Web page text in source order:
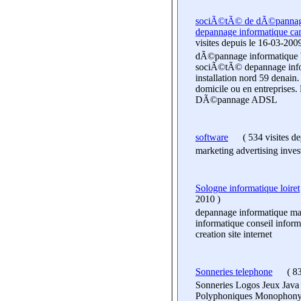
sociÃ©tÃ© de
depannage informatique
visites depuis le 16-03-
dÃ©pannage informatique
sociÃ©tÃ© depannage
installation nord 59
domicile ou en entreprises.
DÃ©pannage ADSL
software ( 534 visites
marketing advertising
Sologne informatique loiret
2010 )
depannage informatique
informatique conseil
creation site internet
Sonneries telephone (
Sonneries Logos Jeux
Polyphoniques